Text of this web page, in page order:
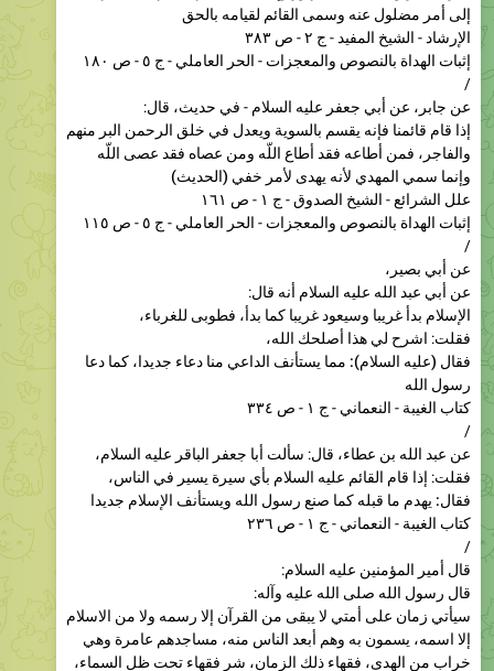
إثبات الهداة بالنصوص والمعجزات - الحر العاملي - ج ٥ - ص ١٨٠
/
عن جابر، عن أبي جعفر عليه السلام - في حديث، قال:
إذا قام قائمنا فإنه يقسم بالسوية ويعدل في خلق الرحمن البر منهم
والفاجر، فمن أطاعه فقد أطاع اللّه ومن عصاه فقد عصى اللّه
وإنما سمي المهدي لأنه يهدى لأمر خفي (الحدیث)
علل الشرائع - الشيخ الصدوق - ج ١ - ص ١٦١
إثبات الهداة بالنصوص والمعجزات - الحر العاملي - ج ٥ - ص ١١٥
/
عن أبي بصير،
عن أبي عبد الله عليه السلام أنه قال:
الإسلام بدأ غريبا وسيعود غريبا كما بدأ، فطوبى للغرباء
فقلت: اشرح لي هذا أصلحك الله،
فقال (علیه السلام): مما يستأنف الداعي منا دعاء جديدا، كما دعا
رسول الله
كتاب الغيبة - النعماني - ج ١ - ص ٣٣٤
/
عن عبد الله بن عطاء، قال: سألت أبا جعفر الباقر عليه السلام،
فقلت: إذا قام القائم عليه السلام بأي سيرة يسير في الناس،
فقال: يهدم ما قبله كما صنع رسول الله ويستأنف الإسلام جديدا
كتاب الغيبة - النعماني - ج ١ - ص ٢٣٦
/
قال أمير المؤمنين عليه السلام:
قال رسول الله صلى الله عليه وآله:
سيأتي زمان على أمتي لا يبقى من القرآن إلا رسمه ولا من الاسلام
إلا اسمه، يسمون به وهم أبعد الناس منه، مساجدهم عامرة وهي
خراب من الهدى، فقهاء ذلك الزمان، شر فقهاء تحت ظل السماء،
منهم خرجت الفتنة وإليهم تعود
الكافي - ج ٨ - ص ٣٠٨